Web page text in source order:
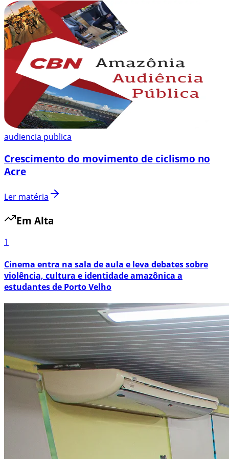
audiencia publica
Crescimento do movimento de ciclismo no
Acre
Ler matéria
Em Alta
1
Cinema entra na sala de aula e leva debates sobre
violência, cultura e identidade amazônica a
estudantes de Porto Velho